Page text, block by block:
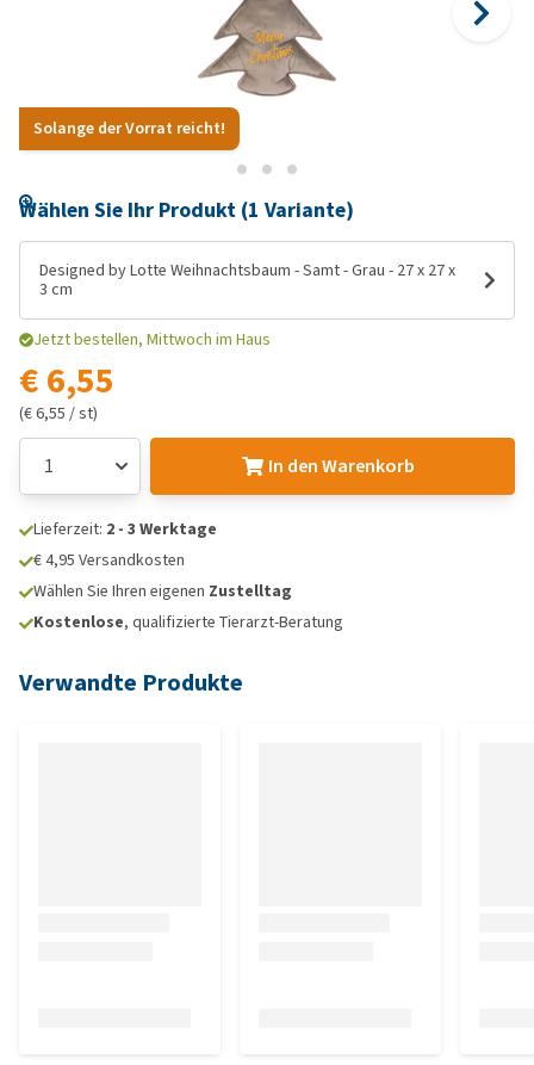
Solange der Vorrat reicht!
Wählen Sie Ihr Produkt (1 Variante)
Designed by Lotte Weihnachtsbaum - Samt - Grau - 27 x 27 x
3 cm
Jetzt bestellen, Mittwoch im Haus
€ 6,55
(€ 6,55 / st)
In den Warenkorb
Lieferzeit: 2 - 3 Werktage
€ 4,95 Versandkosten
Wählen Sie Ihren eigenen Zustelltag
Kostenlose, qualifizierte Tierarzt-Beratung
Verwandte Produkte